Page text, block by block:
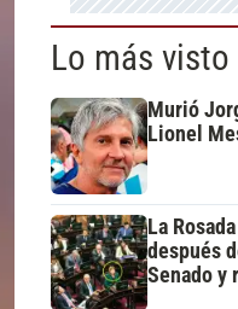
Lo más visto
Murió
Lionel
La
después
Senado y